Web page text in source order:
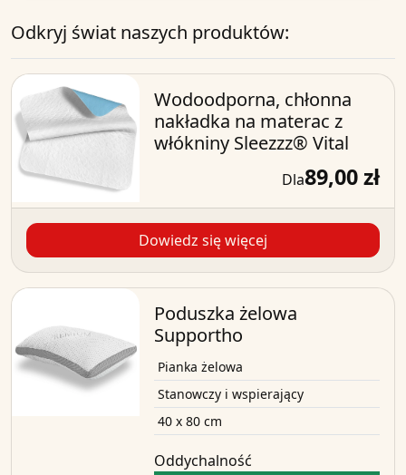
Odkryj świat naszych produktów:
Wodoodporna, chłonna
nakładka na materac z
włókniny Sleezzz® Vital
Dla89,00 zł
Dowiedz się więcej
Poduszka żelowa
Supportho
Pianka żelowa
Stanowczy i wspierający
40 x 80 cm
Oddychalność